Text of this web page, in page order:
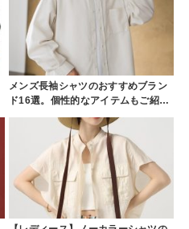
メンズ長袖シャツのおすすめブラン
ド16選。個性的なアイテムもご紹…